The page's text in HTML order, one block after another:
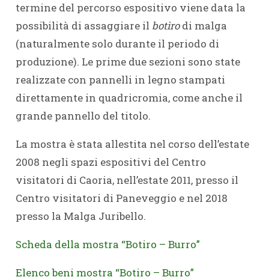
termine del percorso espositivo viene data la
possibilità di assaggiare il botìrodi malga
(naturalmente solo durante il periodo di
produzione). Le prime due sezioni sono state
realizzate con pannelli in legno stampati
direttamente in quadricromia, come anche il
grande pannello del titolo.
La mostra è stata allestita nel corso dell’estate
2008 negli spazi espositivi del Centro
visitatori di Caoria, nell’estate 2011, presso il
Centro visitatori di Paneveggio e nel 2018
presso la Malga Juribello.
Scheda della mostra “Botiro – Burro”
Elenco beni mostra “Botiro – Burro”